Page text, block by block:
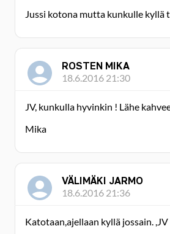
Jussi kotona mutta kunkulle kyllä
ROSTEN MIKA
18.6.2016 21:30
JV, kunkulla hyvinkin ! Lähe
Mika
VÄLIMÄKI JARMO
18.6.2016 21:36
Katotaan,ajellaan kyllä jossain. ,JV